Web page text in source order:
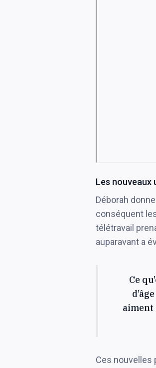
Les nouveaux
Déborah
conséquent
télétravail
auparavant a
Ce
aiment
Ces nouvelles